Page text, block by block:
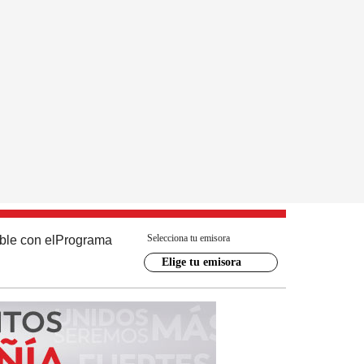
con el Programa Selecciona tu emisora
Elige tu emisora